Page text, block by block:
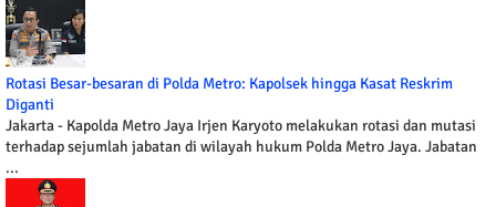
Rotasi Besar-besaran di Polda Metro: Kapolsek hingga Kasat Reskrim
Diganti
Jakarta - Kapolda Metro Jaya Irjen Karyoto melakukan rotasi dan mutasi
terhadap sejumlah jabatan di wilayah hukum Polda Metro Jaya. Jabatan
...